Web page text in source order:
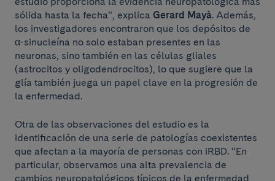
sólida hasta la fecha”, explica Gerard Mayà. Además,
los investigadores encontraron que los depósitos de
α-sinucleína no solo estaban presentes en las
neuronas, sino también en las células gliales
(astrocitos y oligodendrocitos), lo que sugiere que la
glía también juega un papel clave en la progresión de
la enfermedad.
Otra de las observaciones del estudio es la
identificación de una serie de patologías coexistentes
que afectan a la mayoría de personas con iRBD. “En
particular, observamos una alta prevalencia de
cambios neuropatológicos típicos de la enfermedad